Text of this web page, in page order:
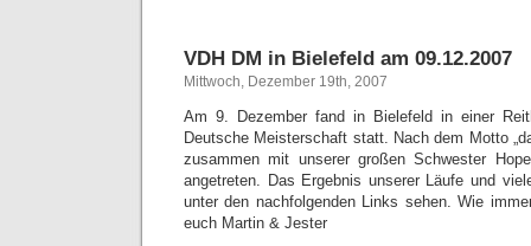
VDH DM in Bielefeld am 09.12.2007
Mittwoch, Dezember 19th, 2007
Am 9. Dezember fand in Bielefeld in einer
Deutsche Meisterschaft statt. Nach dem Motto
zusammen mit unserer großen Schwester
angetreten. Das Ergebnis unserer Läufe und
unter den nachfolgenden Links sehen. Wie
euch Martin & Jester